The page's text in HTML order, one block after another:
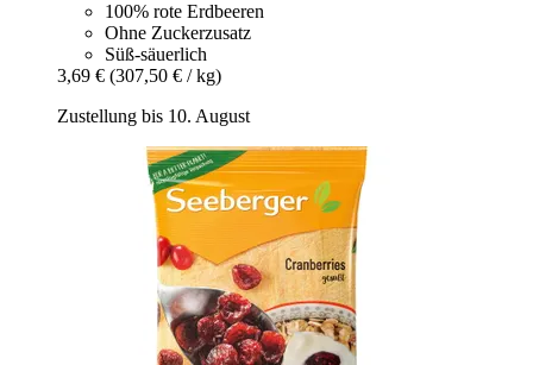
100% rote Erdbeeren
Ohne Zuckerzusatz
Süß-säuerlich
3,69 € (307,50 € / kg)
Zustellung bis 10. August